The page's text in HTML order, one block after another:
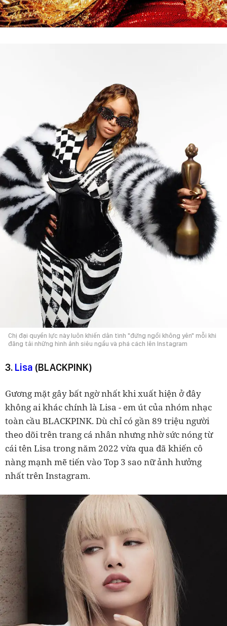
Chị đại quyền lực này luôn khiến dân tình "đứng ngồi không yên" mỗi khi
đăng tải những hình ảnh siêu ngầu và phá cách lên Instagram
3. Lisa (BLACKPINK)
Gương mặt gây bất ngờ nhất khi xuất hiện ở đây
không ai khác chính là Lisa - em út của nhóm nhạc
toàn cầu BLACKPINK. Dù chỉ có gần 89 triệu người
theo dõi trên trang cá nhân nhưng nhờ sức nóng từ
cái tên Lisa trong năm 2022 vừa qua đã khiến cô
nàng mạnh mẽ tiến vào Top 3 sao nữ ảnh hưởng
nhất trên Instagram.